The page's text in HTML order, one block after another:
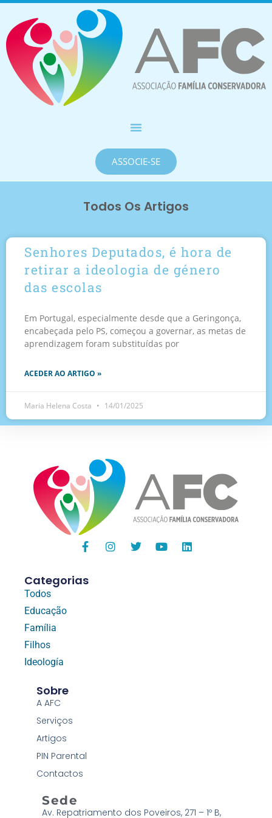
ASSOCIE-SE
Todos Os Artigos
Senhores Deputados, é hora de
retirar a ideologia de género
das escolas
Em Portugal, especialmente desde que a Geringonça,
encabeçada pelo PS, começou a governar, as metas de
aprendizagem foram substituídas por
ACEDER AO ARTIGO »
Maria Helena Costa 14/01/2025
Categorias
Todos
Educação
Família
Filhos
Ideología
Sobre
A AFC
Serviços
Artigos
PIN Parental
Contactos
Sede
Av. Repatriamento dos Poveiros, 271 – 1º B,